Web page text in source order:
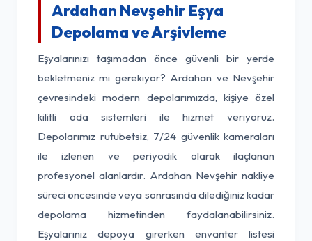
Ardahan Nevşehir Eşya
Depolama ve Arşivleme
Eşyalarınızı taşımadan önce güvenli bir yerde
bekletmeniz mi gerekiyor? Ardahan ve Nevşehir
çevresindeki modern depolarımızda, kişiye özel
kilitli oda sistemleri ile hizmet veriyoruz.
Depolarımız rutubetsiz, 7/24 güvenlik kameraları
ile izlenen ve periyodik olarak ilaçlanan
profesyonel alanlardır. Ardahan Nevşehir nakliye
süreci öncesinde veya sonrasında dilediğiniz kadar
depolama hizmetinden faydalanabilirsiniz.
Eşyalarınız depoya girerken envanter listesi